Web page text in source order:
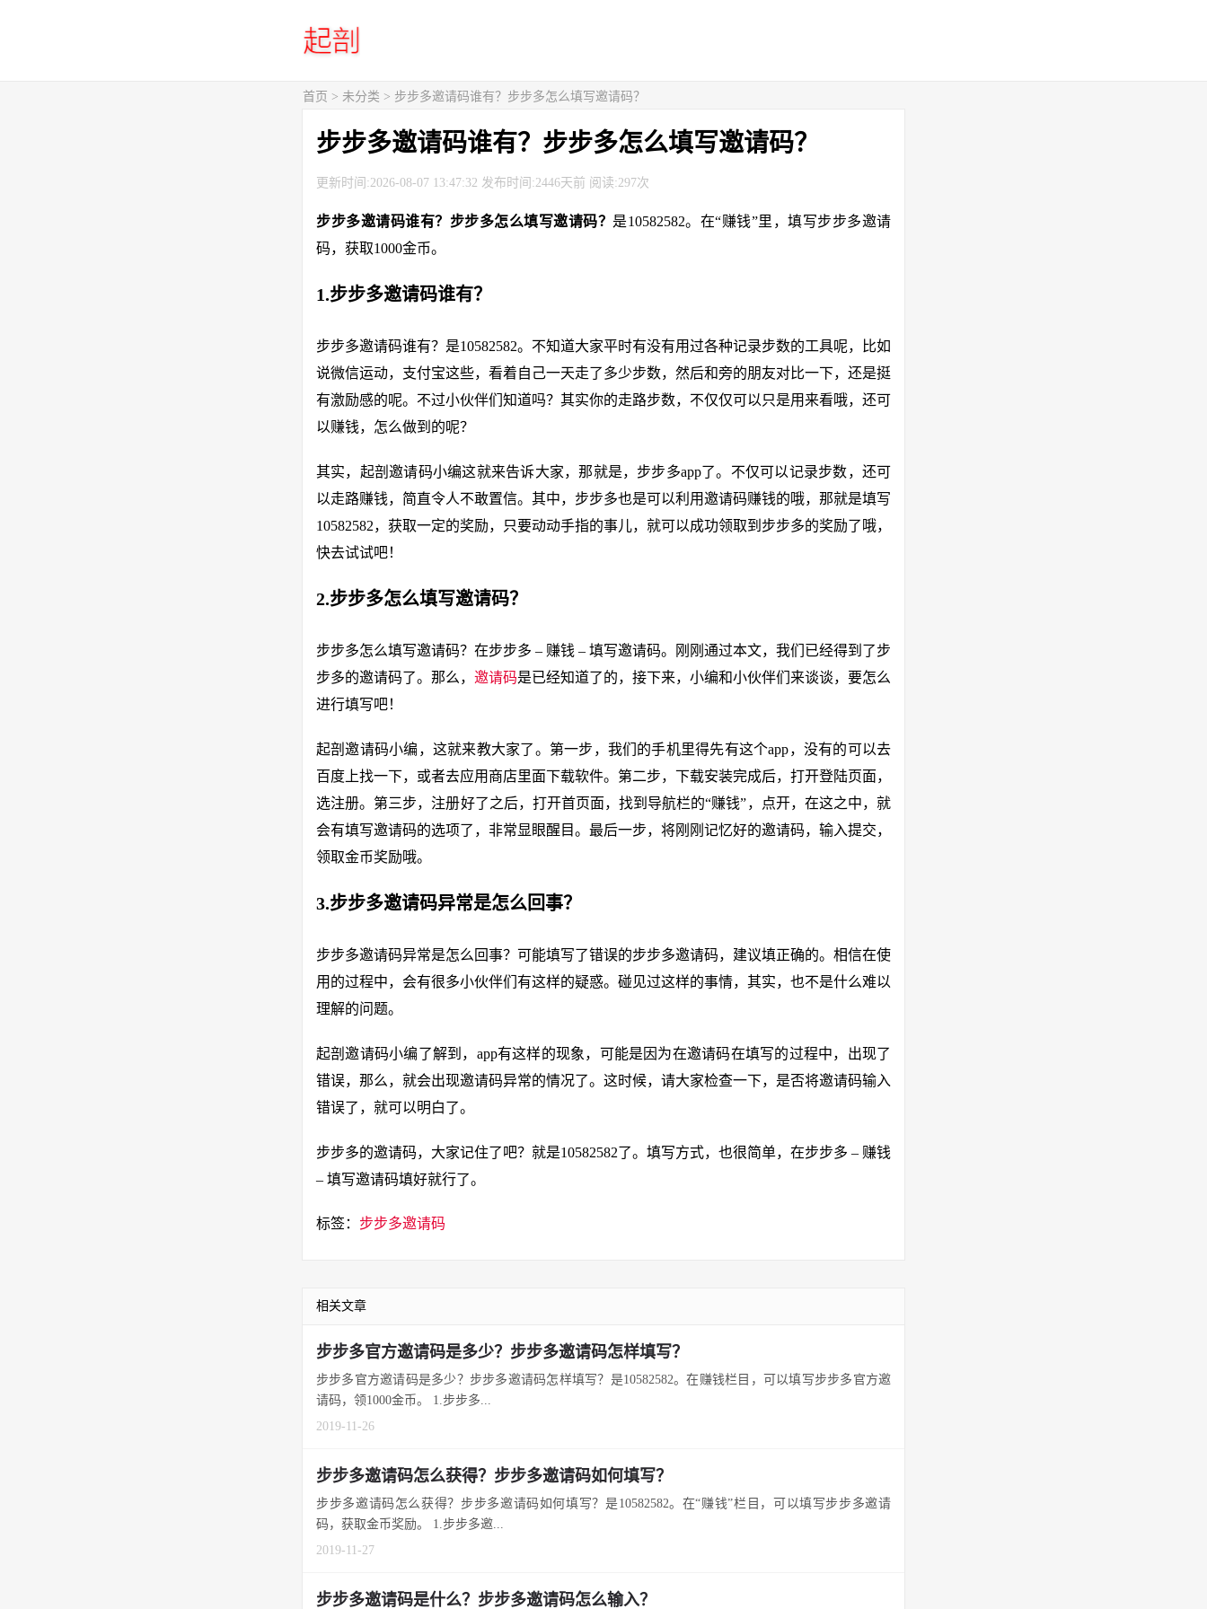
首页 > 未分类 > 步步多邀请码谁有？步步多怎么填写邀请码？
步步多邀请码谁有？步步多怎么填写邀请码？
更新时间:2026-08-07 13:47:32 发布时间:2446天前 阅读:297次
步步多邀请码谁有？步步多怎么填写邀请码？ 是10582582。在“赚钱”里，填写步步多邀请
码，获取1000金币。
1.步步多邀请码谁有？
步步多邀请码谁有？是10582582。不知道大家平时有没有用过各种记录步数的工具呢，比如
说微信运动，支付宝这些，看着自己一天走了多少步数，然后和旁的朋友对比一下，还是挺
有激励感的呢。不过小伙伴们知道吗？其实你的走路步数，不仅仅可以只是用来看哦，还可
以赚钱，怎么做到的呢？
其实，起剖邀请码小编这就来告诉大家，那就是，步步多app了。不仅可以记录步数，还可
以走路赚钱，简直令人不敢置信。其中，步步多也是可以利用邀请码赚钱的哦，那就是填写
10582582，获取一定的奖励，只要动动手指的事儿，就可以成功领取到步步多的奖励了哦，
快去试试吧！
2.步步多怎么填写邀请码？
步步多怎么填写邀请码？在步步多 – 赚钱 – 填写邀请码。刚刚通过本文，我们已经得到了步
步多的邀请码了。那么， 邀请码是已经知道了的，接下来，小编和小伙伴们来谈谈，要怎么
进行填写吧！
起剖邀请码小编，这就来教大家了。第一步，我们的手机里得先有这个app，没有的可以去
百度上找一下，或者去应用商店里面下载软件。第二步，下载安装完成后，打开登陆页面，
选注册。第三步，注册好了之后，打开首页面，找到导航栏的“赚钱”，点开，在这之中，就
会有填写邀请码的选项了，非常显眼醒目。最后一步，将刚刚记忆好的邀请码，输入提交，
领取金币奖励哦。
3.步步多邀请码异常是怎么回事？
步步多邀请码异常是怎么回事？可能填写了错误的步步多邀请码，建议填正确的。相信在使
用的过程中，会有很多小伙伴们有这样的疑惑。碰见过这样的事情，其实，也不是什么难以
理解的问题。
起剖邀请码小编了解到，app有这样的现象，可能是因为在邀请码在填写的过程中，出现了
错误，那么，就会出现邀请码异常的情况了。这时候，请大家检查一下，是否将邀请码输入
错误了，就可以明白了。
步步多的邀请码，大家记住了吧？就是10582582了。填写方式，也很简单，在步步多 – 赚钱
– 填写邀请码填好就行了。
标签： 步步多邀请码
相关文章
步步多官方邀请码是多少？步步多邀请码怎样填写？
步步多官方邀请码是多少？步步多邀请码怎样填写？是10582582。在赚钱栏目，可以填写步步多官方邀
请码，领1000金币。 1.步步多...
2019-11-26
步步多邀请码怎么获得？步步多邀请码如何填写？
步步多邀请码怎么获得？步步多邀请码如何填写？是10582582。在“赚钱”栏目，可以填写步步多邀请
码，获取金币奖励。 1.步步多邀...
2019-11-27
步步多邀请码是什么？步步多邀请码怎么输入？